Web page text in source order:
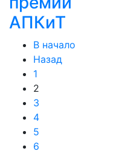
АПКиТ
В начало
Назад
1
2
3
4
5
6